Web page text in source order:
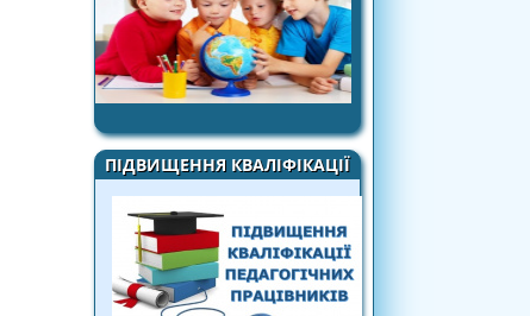
ПІДВИЩЕННЯ КВАЛІФІКАЦІЇ